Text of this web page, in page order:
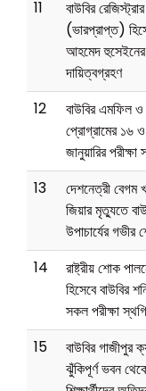
11
বাউবির রেজিস্ট্রার
(ভারপ্রাপ্ত)
আহমেদ হুসেইনের
দায়িত্বগ্রহণ
12
বাউবির এমফিল
প্রোগ্রামের ১৬
জানুয়ারির
13
দেশনেত্রী বেগম
জিয়ার মৃত্যুতে
উপাচার্যের গভীর
14
রাষ্ট্রীয় শোক
হিসেবে বাউবির
সকল পরীক্ষা
15
বাউবির গাজীপুর
ঝুঁকিপূর্ণ ভবন